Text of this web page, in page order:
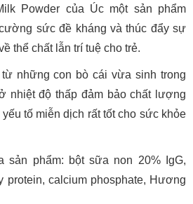
Powder của Úc một sản phẩm
sức đề kháng và thúc đẩy sự
thể chất lẫn trí tuệ cho trẻ.
những con bò cái vừa sinh trong
nhiệt độ thấp đảm bảo chất lượng
tố miễn dịch rất tốt cho sức khỏe
sản phẩm: bột sữa non 20% IgG,
protein, calcium phosphate, Hương